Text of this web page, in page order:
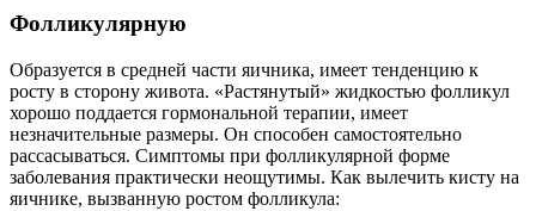
Фолликулярную
Образуется в средней части яичника, имеет тенденцию к
росту в сторону живота. «Растянутый» жидкостью фолликул
хорошо поддается гормональной терапии, имеет
незначительные размеры. Он способен самостоятельно
рассасываться. Симптомы при фолликулярной форме
заболевания практически неощутимы. Как вылечить кисту на
яичнике, вызванную ростом фолликула: